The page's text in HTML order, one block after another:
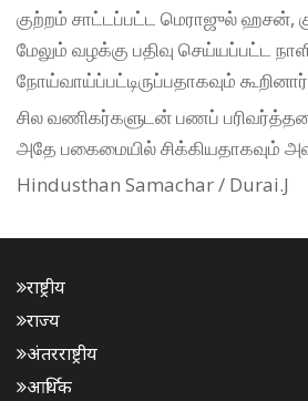
குற்றம் சாட்டப்பட்ட மெராஜுல் ஹசன்,
மேலும் வழக்கு பதிவு செய்யப்பட்ட
நோய்வாய்ப்பட்டிருப்பதாகவும்
சில வணிகர்களுடன் பணப்
அதே பகைமையில் சிக்கியதாகவும்
Hindusthan Samachar / Durai.J
राष्ट्रीय
राज्य
अंतरराष्ट्रीय
आर्थिक